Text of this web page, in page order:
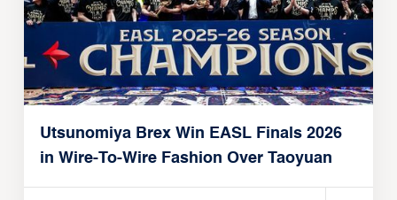
Utsunomiya Brex Win EASL Finals 2026
in Wire-To-Wire Fashion Over Taoyuan